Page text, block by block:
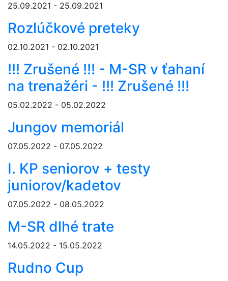
25.09.2021 - 25.09.2021
Rozlúčkové preteky
02.10.2021 - 02.10.2021
!!! Zrušené !!! - M-SR v ťahaní
na trenažéri - !!! Zrušené !!!
05.02.2022 - 05.02.2022
Jungov memoriál
07.05.2022 - 07.05.2022
I. KP seniorov + testy
juniorov/kadetov
07.05.2022 - 08.05.2022
M-SR dlhé trate
14.05.2022 - 15.05.2022
Rudno Cup